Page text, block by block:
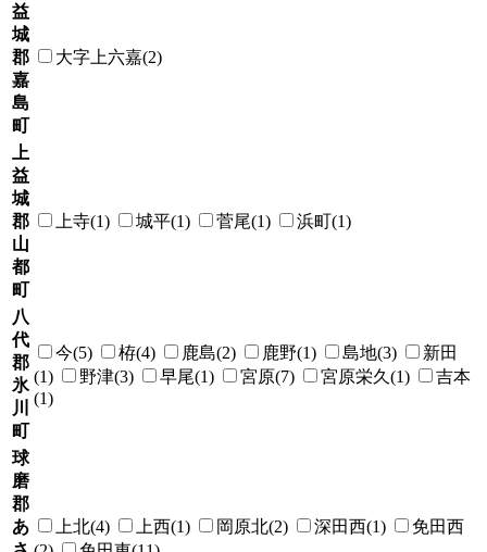
益
城
郡
嘉
島
町
大字上六嘉(2)
上
益
城
郡
山
都
町
上寺(1) 城平(1) 菅尾(1) 浜町(1)
八
代
郡
氷
川
町
今(5) 栫(4) 鹿島(2) 鹿野(1) 島地(3)
新田
(1)
野津(3) 早尾(1) 宮原(7) 宮原栄久(1)
吉本
(1)
球
磨
郡
あ
上北(4) 上西(1) 岡原北(2) 深田西(1)
免田西